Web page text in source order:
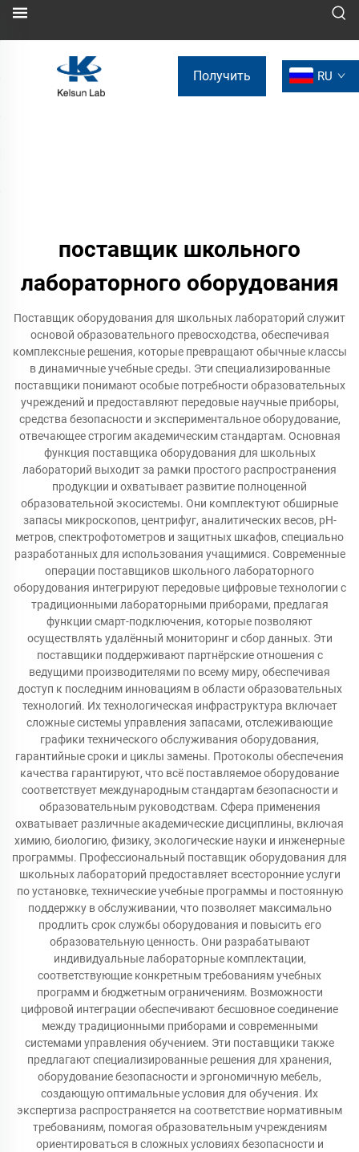
Получить RU
поставщик школьного
лабораторного оборудования
Поставщик оборудования для школьных лабораторий служит
основой образовательного превосходства, обеспечивая
комплексные решения, которые превращают обычные классы
в динамичные учебные среды. Эти специализированные
поставщики понимают особые потребности образовательных
учреждений и предоставляют передовые научные приборы,
средства безопасности и экспериментальное оборудование,
отвечающее строгим академическим стандартам. Основная
функция поставщика оборудования для школьных
лабораторий выходит за рамки простого распространения
продукции и охватывает развитие полноценной
образовательной экосистемы. Они комплектуют обширные
запасы микроскопов, центрифуг, аналитических весов, pH-
метров, спектрофотометров и защитных шкафов, специально
разработанных для использования учащимися. Современные
операции поставщиков школьного лабораторного
оборудования интегрируют передовые цифровые технологии с
традиционными лабораторными приборами, предлагая
функции смарт-подключения, которые позволяют
осуществлять удалённый мониторинг и сбор данных. Эти
поставщики поддерживают партнёрские отношения с
ведущими производителями по всему миру, обеспечивая
доступ к последним инновациям в области образовательных
технологий. Их технологическая инфраструктура включает
сложные системы управления запасами, отслеживающие
графики технического обслуживания оборудования,
гарантийные сроки и циклы замены. Протоколы обеспечения
качества гарантируют, что всё поставляемое оборудование
соответствует международным стандартам безопасности и
образовательным руководствам. Сфера применения
охватывает различные академические дисциплины, включая
химию, биологию, физику, экологические науки и инженерные
программы. Профессиональный поставщик оборудования для
школьных лабораторий предоставляет всесторонние услуги
по установке, технические учебные программы и постоянную
поддержку в обслуживании, что позволяет максимально
продлить срок службы оборудования и повысить его
образовательную ценность. Они разрабатывают
индивидуальные лабораторные комплектации,
соответствующие конкретным требованиям учебных
программ и бюджетным ограничениям. Возможности
цифровой интеграции обеспечивают бесшовное соединение
между традиционными приборами и современными
системами управления обучением. Эти поставщики также
предлагают специализированные решения для хранения,
оборудование безопасности и эргономичную мебель,
создающую оптимальные условия для обучения. Их
экспертиза распространяется на соответствие нормативным
требованиям, помогая образовательным учреждениям
ориентироваться в сложных условиях безопасности и